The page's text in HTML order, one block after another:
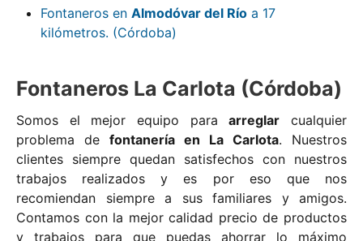
Fontaneros en Almodóvar del Río a 17
kilómetros. (Córdoba)
Fontaneros La Carlota (Córdoba)
Somos el mejor equipo paraarreglar cualquier
problema de fontanería en La Carlota. Nuestros
clientes siempre quedan satisfechos con nuestros
trabajos realizados y es por eso que nos
recomiendan siempre a sus familiares y amigos.
Contamos con la mejor calidad precio de productos
y trabajos para que puedas ahorrar lo máximo